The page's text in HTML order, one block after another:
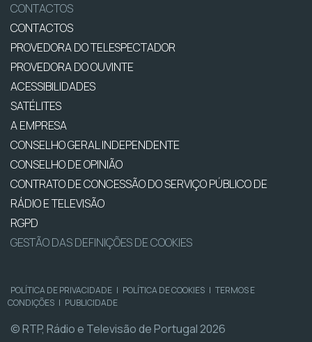
CONTACTOS
CONTACTOS
PROVEDORA DO TELESPECTADOR
PROVEDORA DO OUVINTE
ACESSIBILIDADES
SATÉLITES
A EMPRESA
CONSELHO GERAL INDEPENDENTE
CONSELHO DE OPINIÃO
CONTRATO DE CONCESSÃO DO SERVIÇO PÚBLICO DE
RÁDIO E TELEVISÃO
RGPD
GESTÃO DAS DEFINIÇÕES DE COOKIES
POLÍTICA DE PRIVACIDADE | POLÍTICA DE COOKIES | TERMOS E
CONDIÇÕES | PUBLICIDADE
© RTP, Rádio e Televisão de Portugal 2026